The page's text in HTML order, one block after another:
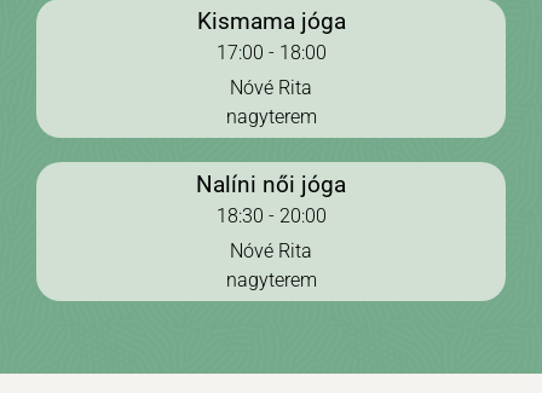
Kismama jóga
17:00 - 18:00
Nóvé Rita
nagyterem
Nalíni női jóga
18:30 - 20:00
Nóvé Rita
nagyterem